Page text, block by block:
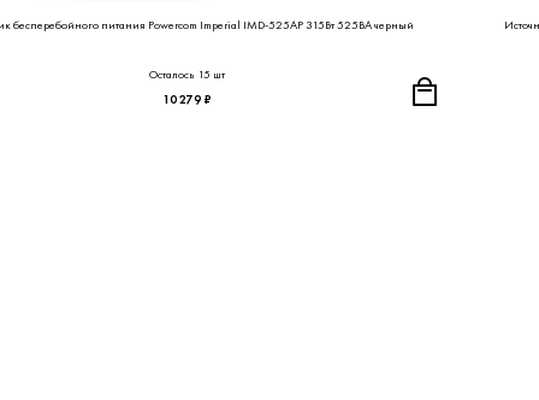
бесперебойного питания Powercom Imperial IMD-525AP 315Вт 525ВА черный
Осталось 15 шт
10 279 ₽